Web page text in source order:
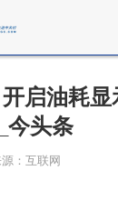
启油耗
今头条
：互联网